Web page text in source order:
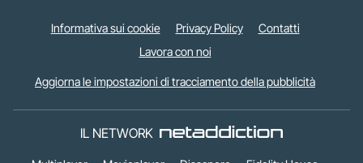
Informativa sui cookie Privacy Policy
Contatti
Lavora con noi
Aggiorna le impostazioni di tracciamento della pubblicità
IL NETWORK